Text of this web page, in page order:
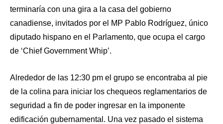
terminaría con una gira a la casa del gobierno
canadiense, invitados por el MP Pablo Rodríguez, único
diputado hispano en el Parlamento, que ocupa el cargo
de ‘Chief Government Whip’.
Alrededor de las 12:30 pm el grupo se encontraba al pie
de la colina para iniciar los chequeos reglamentarios de
seguridad a fin de poder ingresar en la imponente
edificación gubernamental. Una vez pasado el sistema